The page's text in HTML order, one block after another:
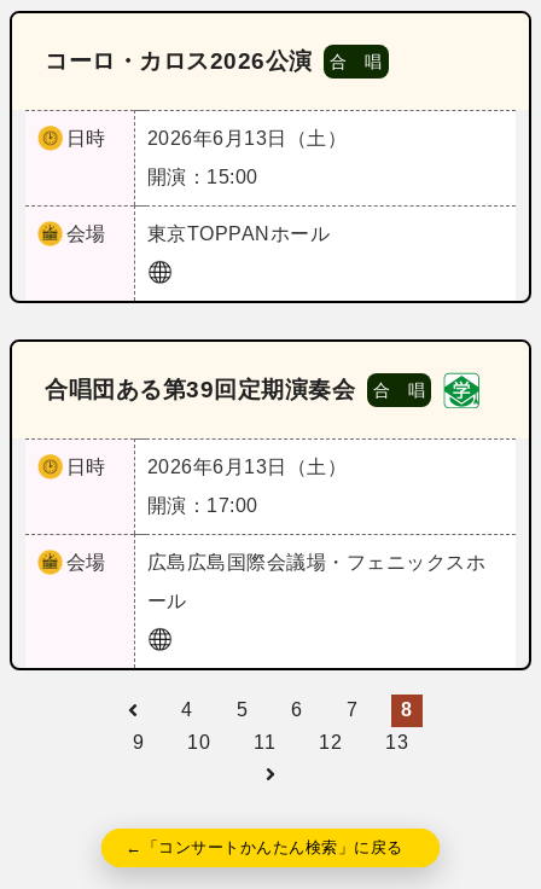
コーロ・カロス2026公演 合 唱
日時
2026年6月13日（土）
開演：15:00
会場 東京TOPPANホール
合唱団ある第39回定期演奏会 合 唱
日時
2026年6月13日（土）
開演：17:00
会場 広島 広島国際会議場・フェニックスホ
ール
4 5 6 7
8
9
10 11 12 13
←「コンサートかんたん検索」に戻る